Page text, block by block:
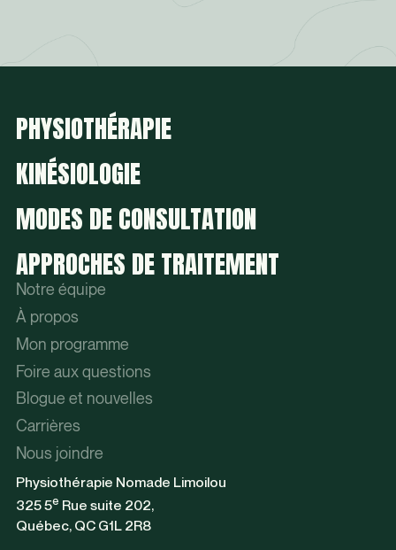
PHYSIOTHÉRAPIE
KINÉSIOLOGIE
MODES DE CONSULTATION
APPROCHES DE TRAITEMENT
Notre équipe
À propos
Mon programme
Foire aux questions
Blogue et nouvelles
Carrières
Nous joindre
Physiothérapie Nomade Limoilou
325 5e Rue suite 202,
Québec, QC G1L 2R8